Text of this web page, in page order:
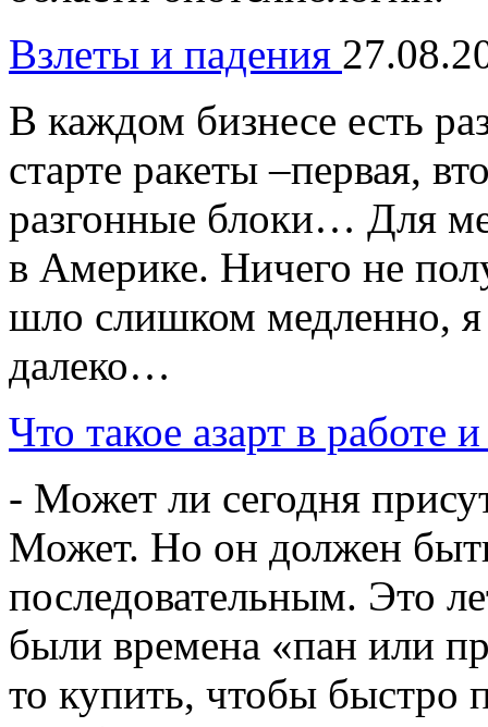
Взлеты и падения
В каждом бизнесе есть
старте ракеты –первая,
разгонные блоки… Для
в Америке. Ничего не
шло слишком медленно, я
далеко…
Что такое азарт в работе
- Может ли сегодня
Может. Но он должен
последовательным. Это
были времена «пан или
то купить, чтобы быстро